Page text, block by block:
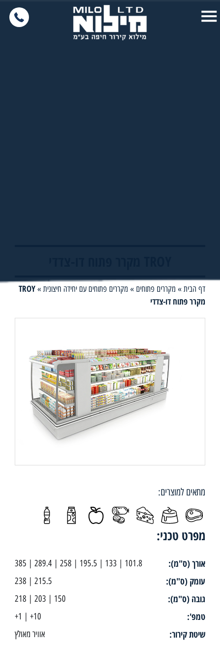
דף הבית » מקררים פתוחים » מקררים פתוחים עם יחידה חיצונית »
TROY
מקרר פתוח דו-צדדי
מתאים למוצרים:
מפרט טכני:
אורך (ס"מ): 101.8 | 133 | 195.5 | 258 | 289.4 | 385
עומק (ס"מ): 215.5 | 238
גובה (ס"מ): 150 | 203 | 218
טמפ': 10+ | 1+
שיטת קירור: אוויר מאולץ